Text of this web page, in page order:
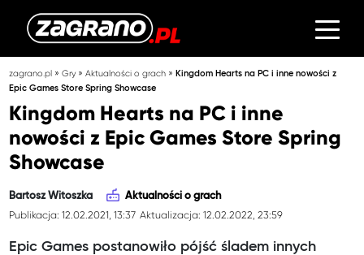
zagrano.pl »Gry»Aktualności o grach »Kingdom Hearts na PC i inne nowości z
Epic Games Store Spring Showcase
Kingdom Hearts na PC i inne
nowości z Epic Games Store Spring
Showcase
Bartosz Witoszka Aktualności o grach
Publikacja: 12.02.2021, 13:37 Aktualizacja: 12.02.2022, 23:59
Epic Games postanowiło pójść śladem innych